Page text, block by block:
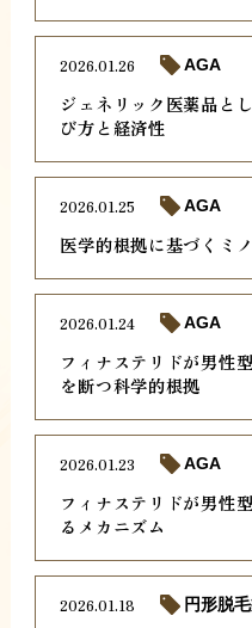
ジェネリック医薬品と
び方と経済性
2026.01.26 AGA
医学的根拠に基づくミ
2026.01.25 AGA
フィナステリドが男性
を断つ科学的根拠
2026.01.24 AGA
フィナステリドが男性
るメカニズム
2026.01.23 AGA
2026.01.18 円形脱